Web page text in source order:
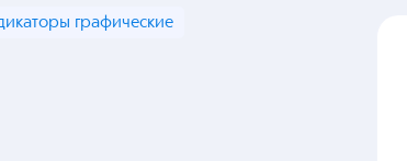
графические